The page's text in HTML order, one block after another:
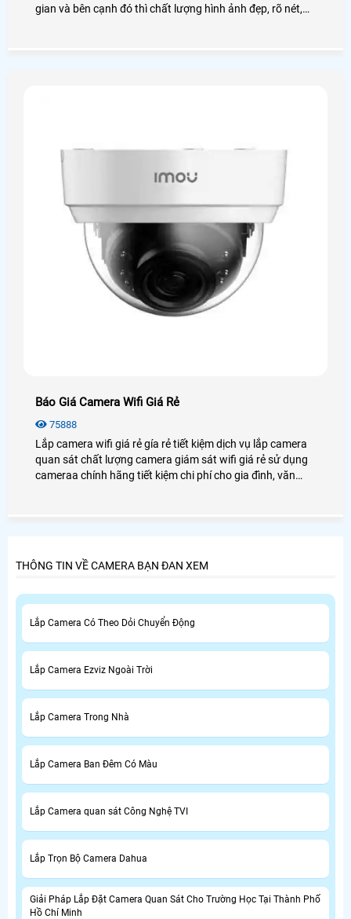
gian và bên cạnh đó thì chất lượng hình ảnh đẹp, rõ nét,
Báo Giá Camera Wifi Giá Rẻ
75888
Lắp camera wifi giá rẻ gía rẻ tiết kiệm dịch vụ lắp camera
quan sát chất lượng camera giám sát wifi giá rẻ sử dụng
cameraa chính hãng tiết kiệm chi phí cho gia đình, văn
THÔNG TIN VỀ CAMERA BẠN ĐAN XEM
Lắp Camera Có Theo Dỏi Chuyển Động
Lắp Camera Ezviz Ngoài Trời
Lắp Camera Trong Nhà
Lắp Camera Ban Đêm Có Màu
Lắp Camera quan sát Công Nghệ TVI
Lắp Trọn Bộ Camera Dahua
Giải Pháp Lắp Đặt Camera Quan Sát Cho Trường Học Tại Thành Phố
Hồ Chí Minh